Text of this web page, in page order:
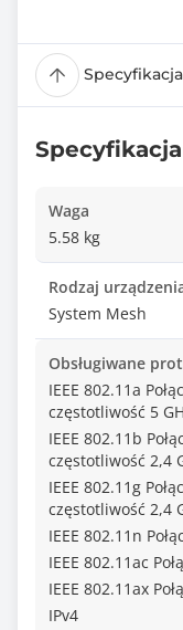
Specyfikacja
Specyfikacja
Waga
5.58 kg
Rodzaj
System Mesh
Obsługiwane
IEEE 802.11a
częstotliwość 5
IEEE 802.11b
częstotliwość 2,4
IEEE 802.11g
częstotliwość 2,4
IEEE 802.11n
IEEE 802.11ac
IEEE 802.11ax
IPv4